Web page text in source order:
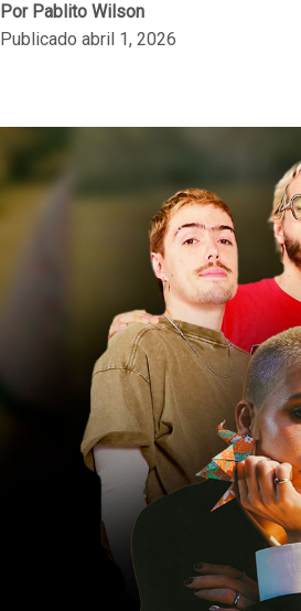
PorPablito Wilson
Publicado abril 1, 2026